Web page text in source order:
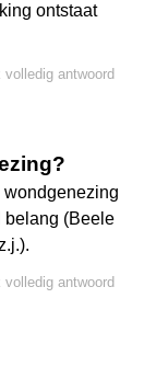
ontstaat
volledig antwoord
belang (Beele
volledig antwoord